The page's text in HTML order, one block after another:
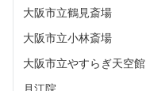
大阪市立鶴見斎場
大阪市立小林斎場
大阪市立やすらぎ天空館
月江院